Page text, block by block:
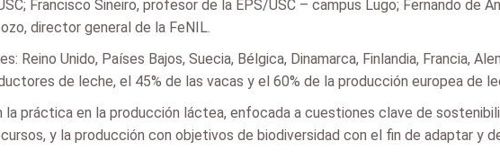
Francisco Sineiro, profesor de la EPS/USC – campus Lugo; Fernando de
director general de la FeNIL.
Unido, Países Bajos, Suecia, Bélgica, Dinamarca, Finlandia, Francia,
de leche, el 45% de las vacas y el 60% de la producción europea de
práctica en la producción láctea, enfocada a cuestiones clave de
y la producción con objetivos de biodiversidad con el fin de adaptar y